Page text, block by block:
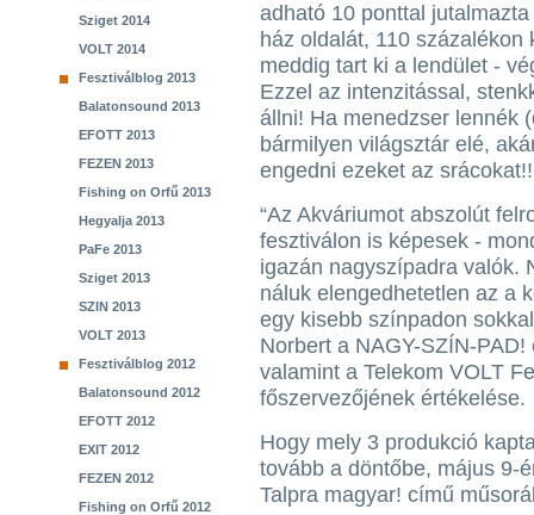
Sziget 2014
VOLT 2014
Fesztiválblog 2013
Balatonsound 2013
EFOTT 2013
FEZEN 2013
Fishing on Orfű 2013
Hegyalja 2013
PaFe 2013
Sziget 2013
SZIN 2013
VOLT 2013
Fesztiválblog 2012
Balatonsound 2012
EFOTT 2012
EXIT 2012
FEZEN 2012
Fishing on Orfű 2012
adható 10 ponttal
ház oldalát, 110
meddig tart ki a lendület -
Ezzel az intenzitással,
állni! Ha menedzser lennék
bármilyen világsztár elé,
engedni ezeket az
“Az Akváriumot abszolút
fesztiválon is képesek -
igazán nagyszípadra valók.
náluk elengedhetetlen az a
egy kisebb színpadon
Norbert a NAGY-SZÍN-
valamint a Telekom VOLT
főszervezőjének értékelése.
Hogy mely 3 produkció
tovább a döntőbe, május 9-
Talpra magyar! című